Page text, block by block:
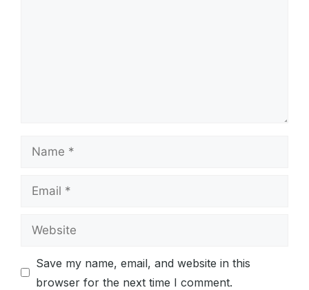
Name
Email
Website
Save my name, email, and website in this
browser for the next time I comment.